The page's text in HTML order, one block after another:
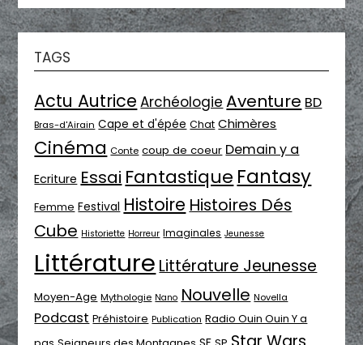
TAGS
Actu Autrice Archéologie Aventure BD
Bras-d'Airain Cape et d'épée Chat Chimères
Cinéma Conte coup de coeur Demain y a
Ecriture Essai Fantastique Fantasy
Femme Festival Histoire Histoires Dés
Cube Historiette Horreur Imaginales Jeunesse
Littérature Littérature Jeunesse
Moyen-Age Mythologie Nano Nouvelle Novella
Podcast Préhistoire Publication Radio Ouin Ouin Y a